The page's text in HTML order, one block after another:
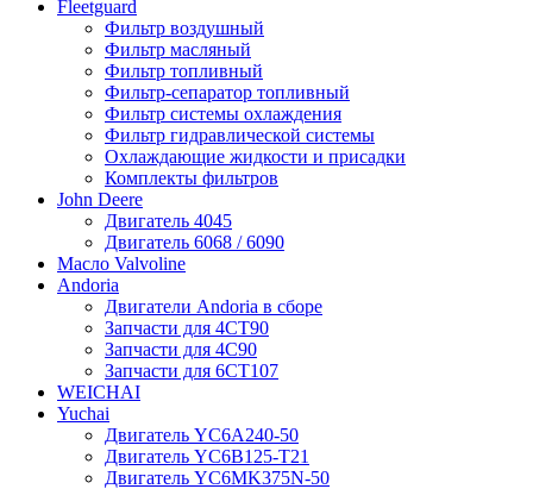
Fleetguard
Фильтр воздушный
Фильтр масляный
Фильтр топливный
Фильтр-сепаратор топливный
Фильтр системы охлаждения
Фильтр гидравлической системы
Охлаждающие жидкости и присадки
Комплекты фильтров
John Deere
Двигатель 4045
Двигатель 6068 / 6090
Масло Valvoline
Andoria
Двигатели Andoria в сборе
Запчасти для 4CT90
Запчасти для 4С90
Запчасти для 6CT107
WEICHAI
Yuchai
Двигатель YC6A240-50
Двигатель YC6B125-T21
Двигатель YC6MK375N-50